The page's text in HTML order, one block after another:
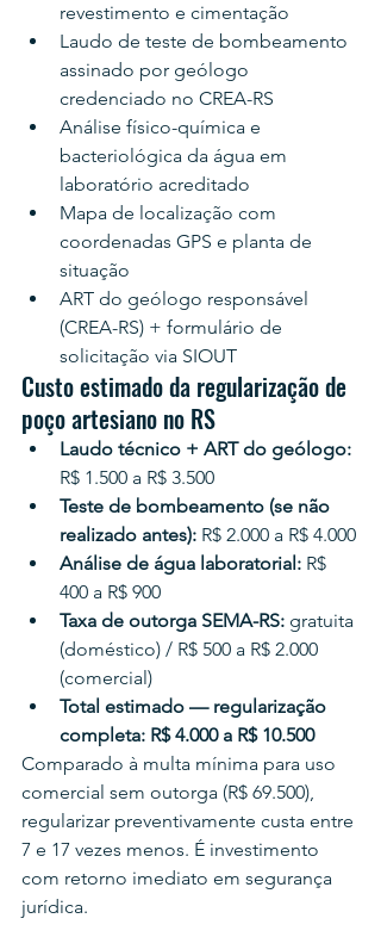
revestimento e cimentação
Laudo de teste de bombeamento
assinado por geólogo
credenciado no CREA-RS
Análise físico-química e
bacteriológica da água em
laboratório acreditado
Mapa de localização com
coordenadas GPS e planta de
situação
ART do geólogo responsável
(CREA-RS) + formulário de
solicitação via SIOUT
Custo estimado da regularização de
poço artesiano no RS
Laudo técnico + ART do geólogo:
R$ 1.500 a R$ 3.500
Teste de bombeamento (se não
realizado antes): R$ 2.000 a R$ 4.000
Análise de água laboratorial: R$
400 a R$ 900
Taxa de outorga SEMA-RS: gratuita
(doméstico) / R$ 500 a R$ 2.000
(comercial)
Total estimado — regularização
completa: R$ 4.000 a R$ 10.500
Comparado à multa mínima para uso
comercial sem outorga (R$ 69.500),
regularizar preventivamente custa entre
7 e 17 vezes menos. É investimento
com retorno imediato em segurança
jurídica.